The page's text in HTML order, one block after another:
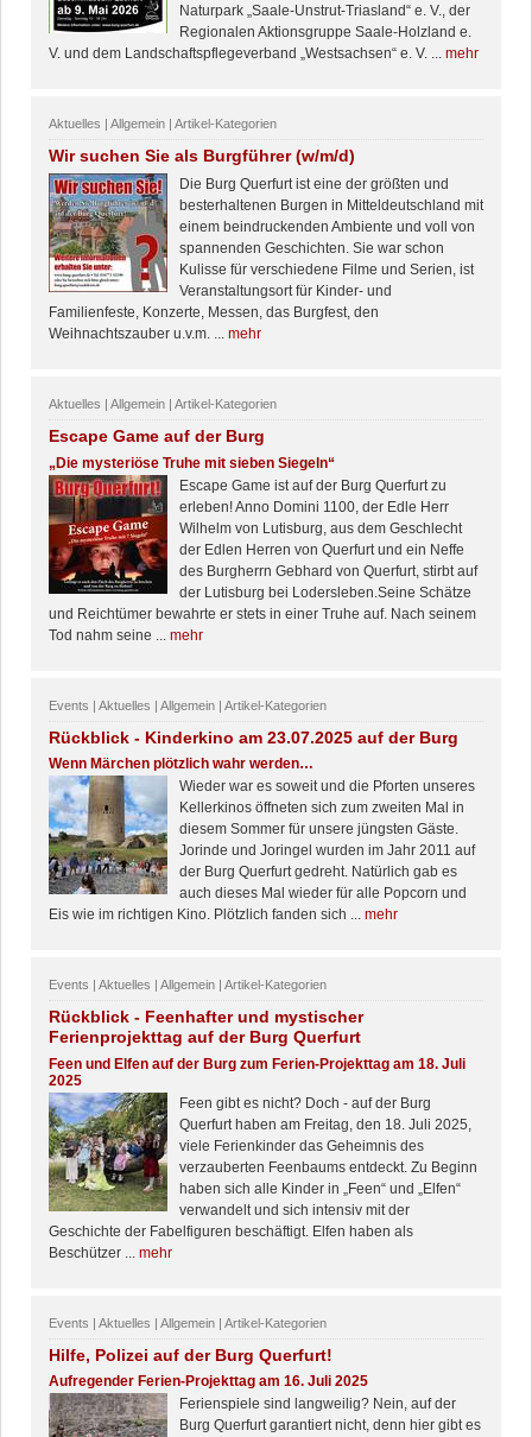
Naturpark „Saale-Unstrut-Triasland“ e. V., der
Regionalen Aktionsgruppe Saale-Holzland e.
V. und dem Landschaftspflegeverband „Westsachsen“ e. V. ... mehr
Aktuelles | Allgemein | Artikel-Kategorien
Wir suchen Sie als Burgführer (w/m/d)
Die Burg Querfurt ist eine der größten und
besterhaltenen Burgen in Mitteldeutschland mit
einem beindruckenden Ambiente und voll von
spannenden Geschichten. Sie war schon
Kulisse für verschiedene Filme und Serien, ist
Veranstaltungsort für Kinder- und
Familienfeste, Konzerte, Messen, das Burgfest, den
Weihnachtszauber u.v.m. ... mehr
Aktuelles | Allgemein | Artikel-Kategorien
Escape Game auf der Burg
„Die mysteriöse Truhe mit sieben Siegeln“
Escape Game ist auf der Burg Querfurt zu
erleben! Anno Domini 1100, der Edle Herr
Wilhelm von Lutisburg, aus dem Geschlecht
der Edlen Herren von Querfurt und ein Neffe
des Burgherrn Gebhard von Querfurt, stirbt auf
der Lutisburg bei Lodersleben.Seine Schätze
und Reichtümer bewahrte er stets in einer Truhe auf. Nach seinem
Tod nahm seine ... mehr
Events | Aktuelles | Allgemein | Artikel-Kategorien
Rückblick - Kinderkino am 23.07.2025 auf der Burg
Wenn Märchen plötzlich wahr werden…
Wieder war es soweit und die Pforten unseres
Kellerkinos öffneten sich zum zweiten Mal in
diesem Sommer für unsere jüngsten Gäste.
Jorinde und Joringel wurden im Jahr 2011 auf
der Burg Querfurt gedreht. Natürlich gab es
auch dieses Mal wieder für alle Popcorn und
Eis wie im richtigen Kino. Plötzlich fanden sich ... mehr
Events | Aktuelles | Allgemein | Artikel-Kategorien
Rückblick - Feenhafter und mystischer
Ferienprojekttag auf der Burg Querfurt
Feen und Elfen auf der Burg zum Ferien-Projekttag am 18. Juli
2025
Feen gibt es nicht? Doch - auf der Burg
Querfurt haben am Freitag, den 18. Juli 2025,
viele Ferienkinder das Geheimnis des
verzauberten Feenbaums entdeckt. Zu Beginn
haben sich alle Kinder in „Feen“ und „Elfen“
verwandelt und sich intensiv mit der
Geschichte der Fabelfiguren beschäftigt. Elfen haben als
Beschützer ... mehr
Events | Aktuelles | Allgemein | Artikel-Kategorien
Hilfe, Polizei auf der Burg Querfurt!
Aufregender Ferien-Projekttag am 16. Juli 2025
Ferienspiele sind langweilig? Nein, auf der
Burg Querfurt garantiert nicht, denn hier gibt es